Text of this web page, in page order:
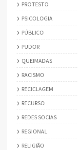
PROTESTO
PSICOLOGIA
PÚBLICO
PUDOR
QUEIMADAS
RACISMO
RECICLAGEM
RECURSO
REDES SOCIAS
REGIONAL
RELIGIÃO